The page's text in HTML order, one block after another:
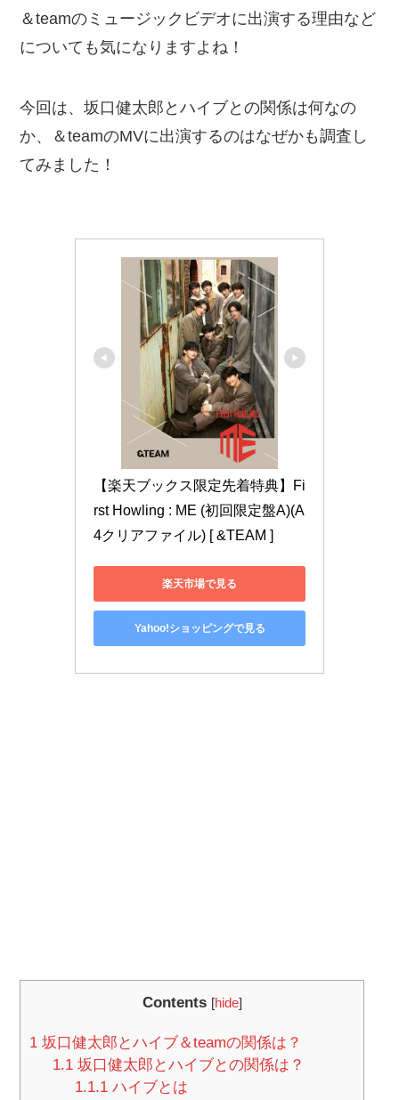
＆teamのミュージックビデオに出演する理由など
についても気になりますよね！
今回は、坂口健太郎とハイブとの関係は何なの
か、＆teamのMVに出演するのはなぜかも調査し
てみました！
【楽天ブックス限定先着特典】Fi
rst Howling : ME (初回限定盤A)(A
4クリアファイル) [ &TEAM ]
楽天市場で見る
Yahoo!ショッピングで見る
Contents [hide]
1 坂口健太郎とハイブ＆teamの関係は？
1.1坂口健太郎とハイブとの関係は？
1.1.1 ハイブとは